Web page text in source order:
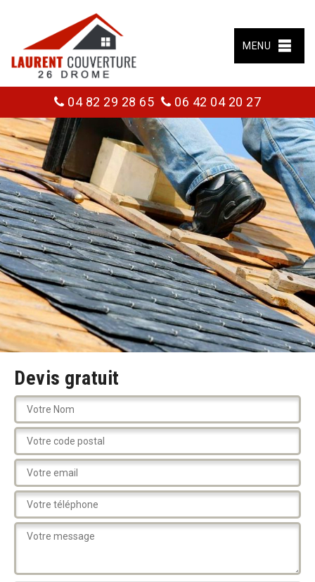
MENU
04 82 29 28 65 06 42 04 20 27
Devis gratuit